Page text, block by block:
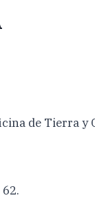
de Tierra